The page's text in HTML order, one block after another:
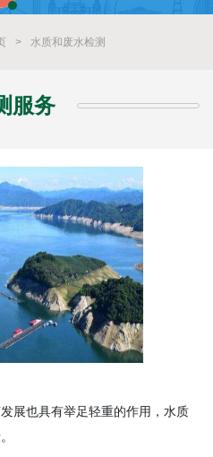
水质和废水检测
服务
展也具有举足轻重的作用，水质